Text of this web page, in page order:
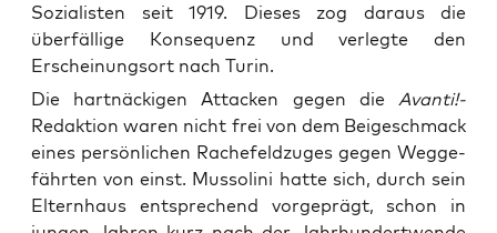
Sozialisten seit 1919. Dieses zog daraus die
überfällige Konsequenz und verlegte den
Erscheinungsort nach Turin.
Die hart­nä­cki­gen Atta­cken gegen die Avan­ti!-
Redak­ti­on waren nicht frei von dem Bei­geschmack
eines per­sön­li­chen Rache­feld­zu­ges gegen Weg­ge­
fähr­ten von einst. Mus­so­li­ni hat­te sich, durch sein
Eltern­haus ent­spre­chend vor­ge­prägt, schon in